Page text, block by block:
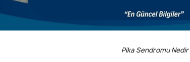
Pika Sendromu Nedir